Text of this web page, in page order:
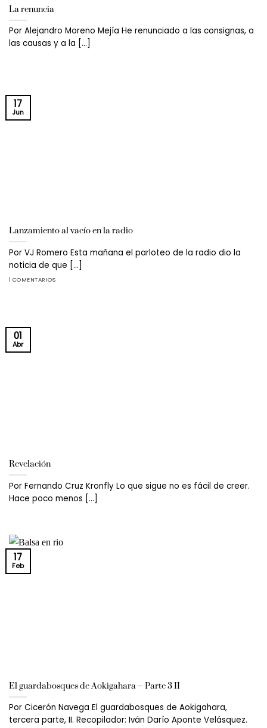
La renuncia
Por Alejandro Moreno Mejía He renunciado a las consignas, a
las causas y a la [...]
Lanzamiento al vacío en la radio
Por VJ Romero Esta mañana el parloteo de la radio dio la
noticia de que [...]
1 COMENTARIOS
17
Jun
Revelación
Por Fernando Cruz Kronfly Lo que sigue no es fácil de creer.
Hace poco menos [...]
01
Abr
El guardabosques de Aokigahara – Parte 3 II
Por Cicerón Navega El guardabosques de Aokigahara,
tercera parte, II. Recopilador: Iván Darío Aponte Velásquez.
17
Feb